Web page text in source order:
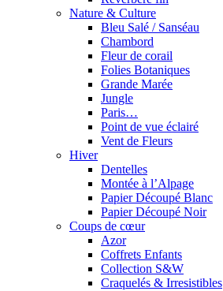
Nature & Culture
Bleu Salé / Sanséau
Chambord
Fleur de corail
Folies Botaniques
Grande Marée
Jungle
Paris…
Point de vue éclairé
Vent de Fleurs
Hiver
Dentelles
Montée à l’Alpage
Papier Découpé Blanc
Papier Découpé Noir
Coups de cœur
Azor
Coffrets Enfants
Collection S&W
Craquelés & Irresistibles